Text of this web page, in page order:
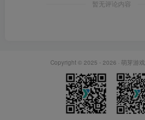
暂无评论内容
Copyright © 2025 - 2026 · 萌芽游戏